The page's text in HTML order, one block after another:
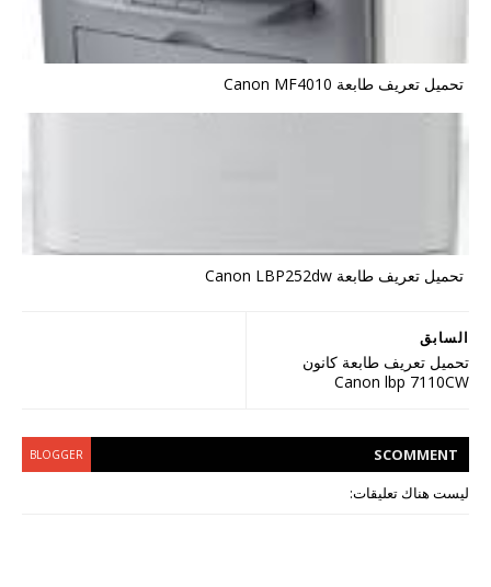
تحميل تعريف طابعة Canon MF4010
تحميل تعريف طابعة Canon LBP252dw
السابق
تحميل تعريف طابعة كانون
Canon lbp 7110CW
COMMENT
S
BLOGGER
ليست هناك تعليقات: